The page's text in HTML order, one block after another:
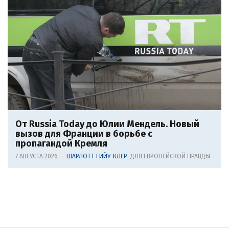
От Russia Today до Юлии Мендель. Новый
вызов для Франции в борьбе с
пропагандой Кремля
7 АВГУСТА 2026 — ШАРЛОТТ ГИЙУ-КЛЕР, ДЛЯ ЕВРОПЕЙСКОЙ ПРАВДЫ